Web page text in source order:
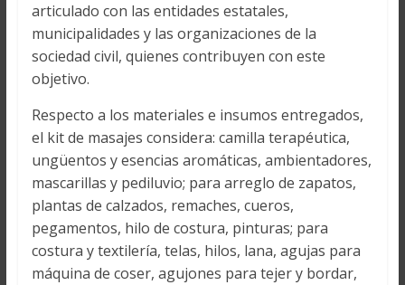
articulado con las entidades estatales,
municipalidades y las organizaciones de la
sociedad civil, quienes contribuyen con este
objetivo.
Respecto a los materiales e insumos entregados,
el kit de masajes considera: camilla terapéutica,
ungüentos y esencias aromáticas, ambientadores,
mascarillas y pediluvio; para arreglo de zapatos,
plantas de calzados, remaches, cueros,
pegamentos, hilo de costura, pinturas; para
costura y textilería, telas, hilos, lana, agujas para
máquina de coser, agujones para tejer y bordar,